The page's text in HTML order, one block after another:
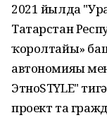
2021 йылда
Татарстан
ҡоролтайы»
автономияһы
ЭтноSTYLE"
проект та